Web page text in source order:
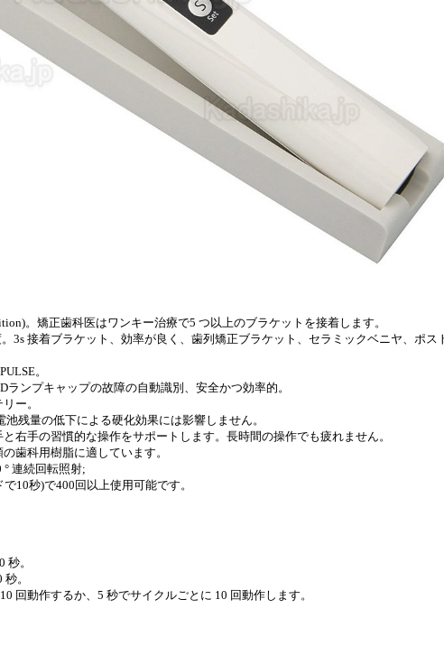
。矯正歯科医はワンキー治療で5 つ以上のブラケットを接着します。
3s 接着ブラケット、効率が良く、歯列矯正ブラケット、セラミックベニヤ、ポス
。
ンプキャップの故障の自動識別、安全かつ効率的。
ー。
残量の低下による硬化効果には影響しません。
右手の習慣的な操作をサポートします。長時間の操作でも疲れません。
歯科用樹脂に適しています。
連続回転照射;
10秒)で400回以上使用可能です。
秒。
。
回動作するか、5 秒でサイクルごとに 10 回動作します。